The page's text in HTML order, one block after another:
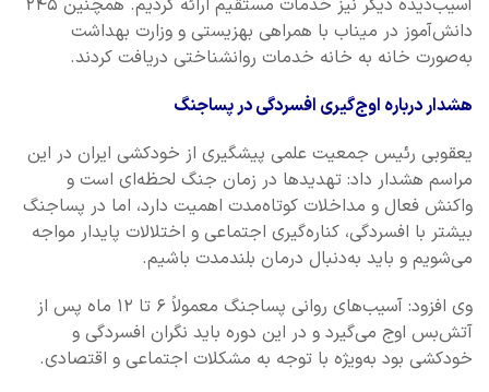
دانش‌آموز در میناب با همراهی بهزیستی و وزارت بهداشت
به‌صورت خانه به خانه خدمات روانشناختی دریافت کردند.
هشدار درباره اوج‌گیری افسردگی در پساجنگ
یعقوبی رئیس جمعیت علمی پیشگیری از خودکشی ایران در این
مراسم هشدار داد: تهدیدها در زمان جنگ لحظه‌ای است و
واکنش فعال و مداخلات کوتاه‌مدت اهمیت دارد، اما در پساجنگ
بیشتر با افسردگی، کناره‌گیری اجتماعی و اختلالات پایدار مواجه
می‌شویم و باید به‌دنبال درمان بلندمدت باشیم.
وی افزود: آسیب‌های روانی پساجنگ معمولاً ۶ تا ۱۲ ماه پس از
آتش‌بس اوج می‌گیرد و در این دوره باید نگران افسردگی و
خودکشی بود به‌ویژه با توجه به مشکلات اجتماعی و اقتصادی.